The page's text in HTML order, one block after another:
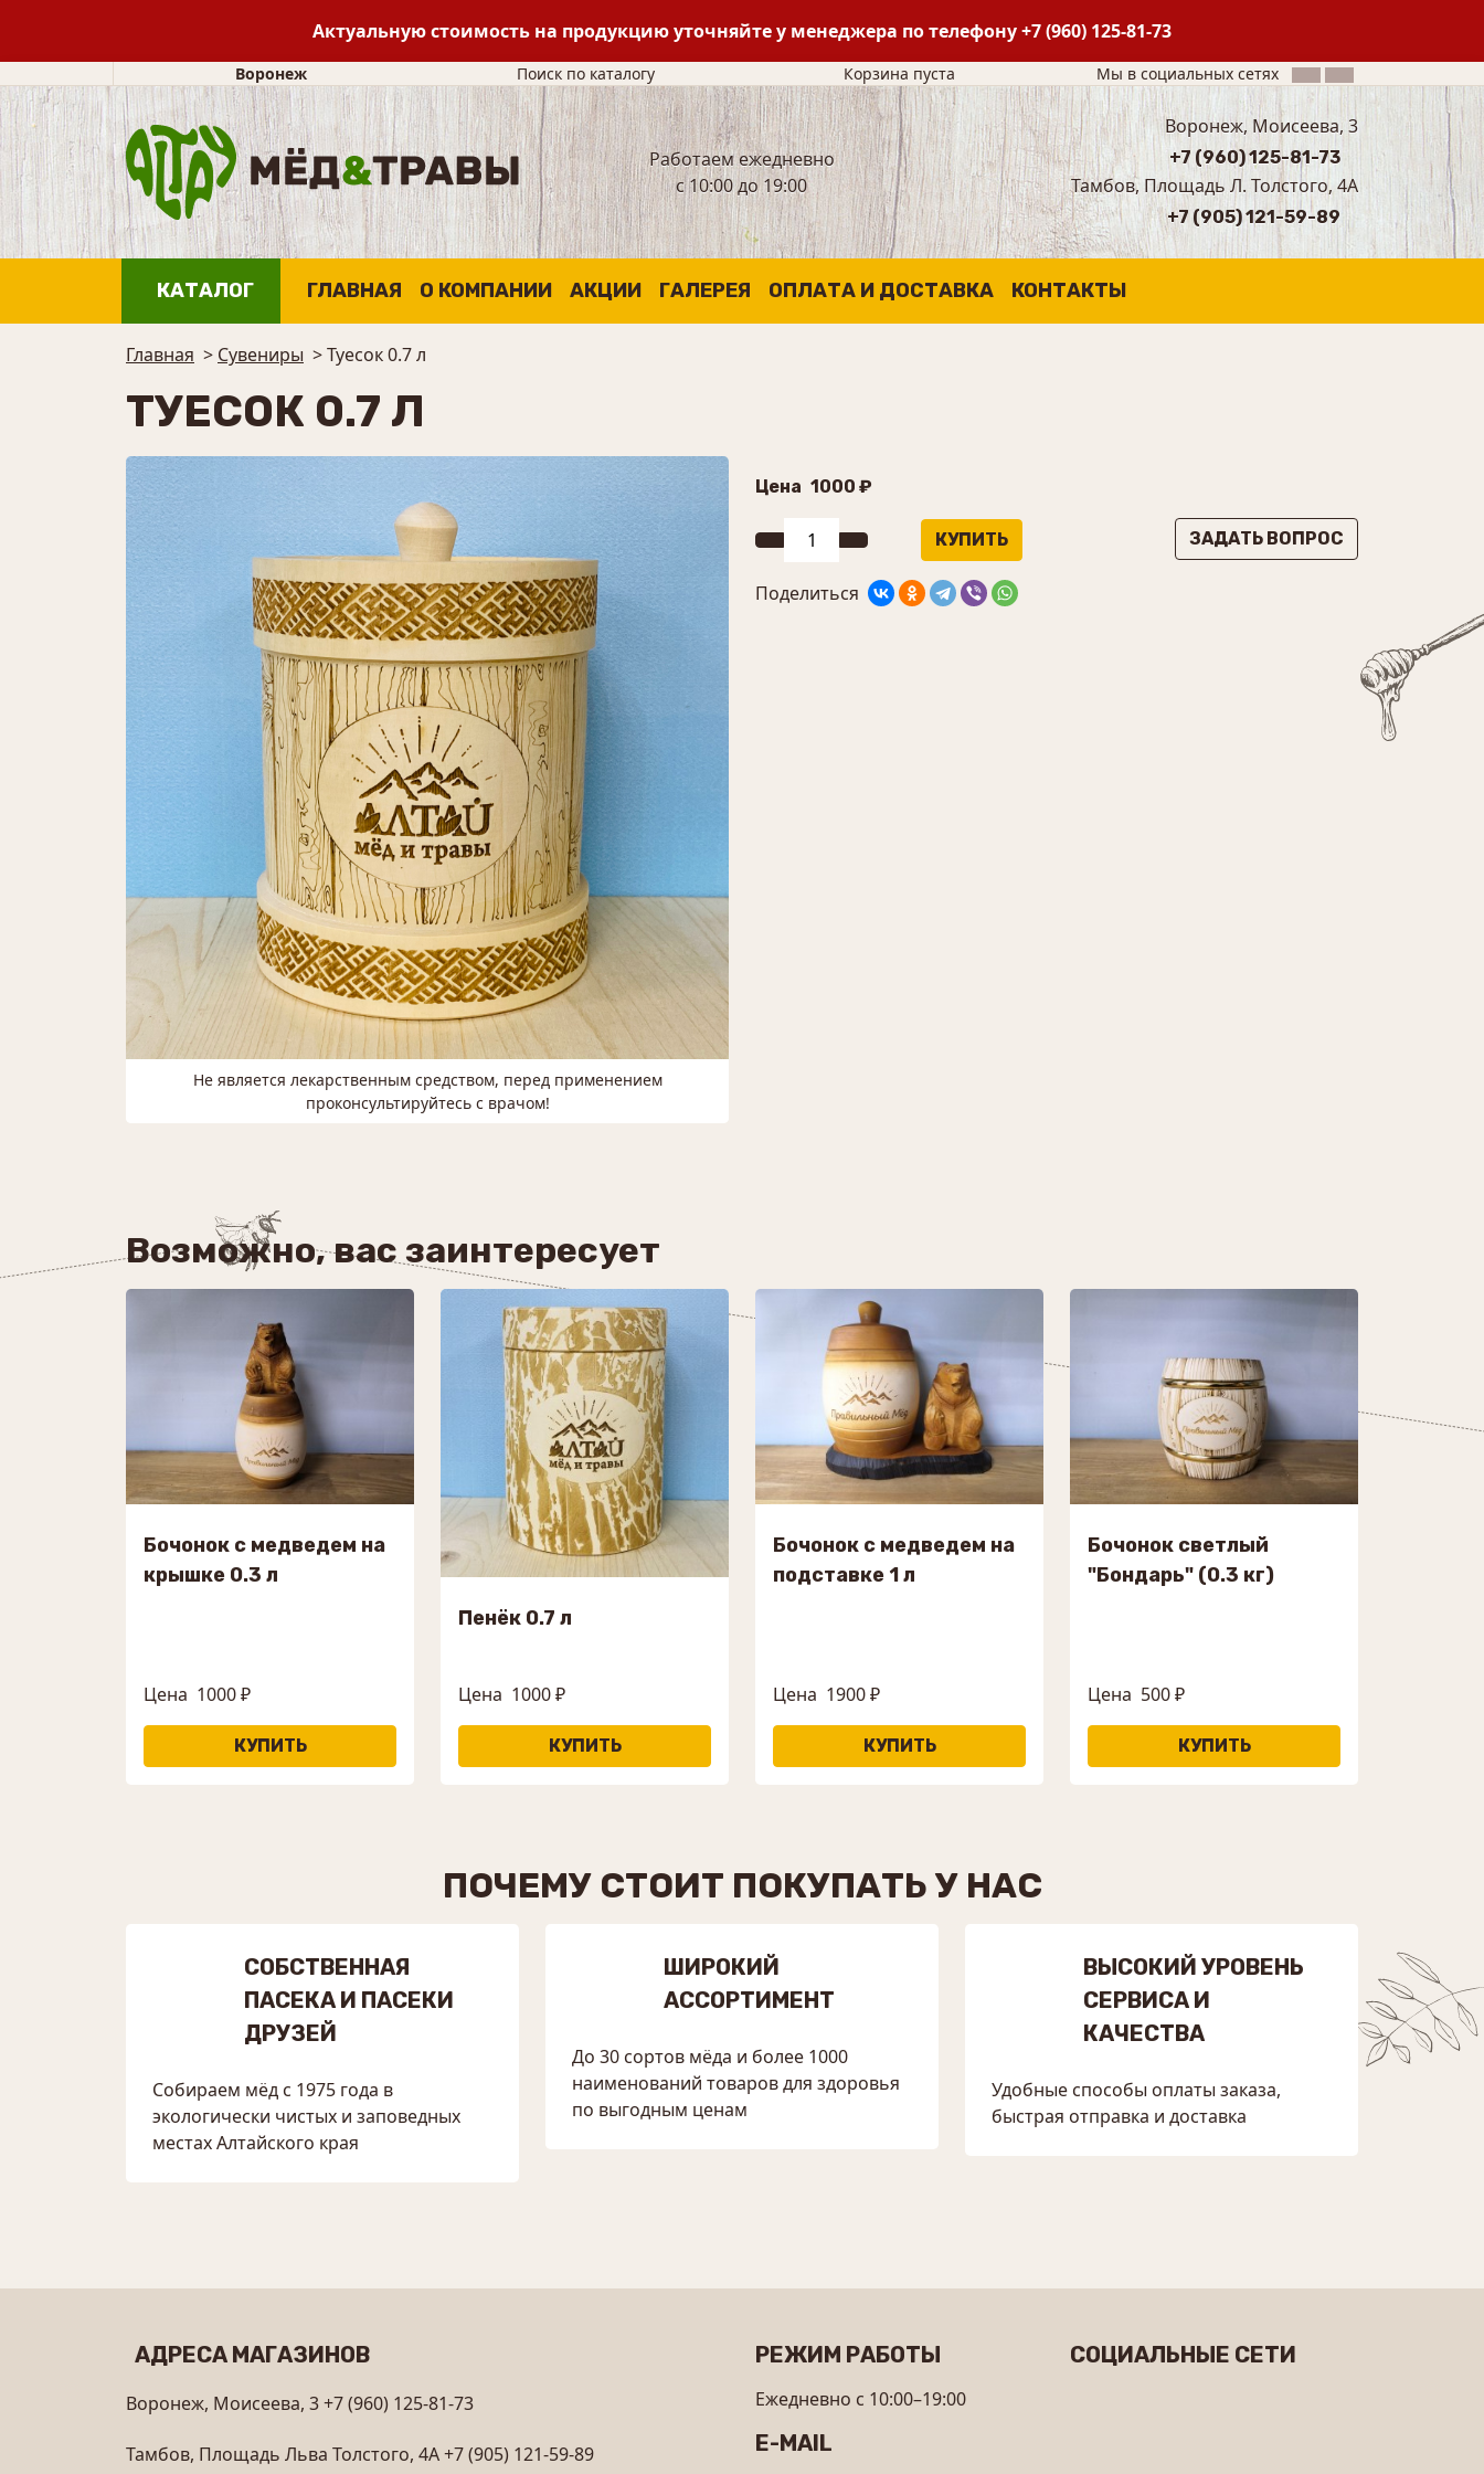
Актуальную стоимость на продукцию уточняйте у менеджера по телефону+7 (960) 125-81-73
Воронеж Поиск по каталогу Корзина пуста Мы в социальных сетях
Работаем ежедневно
с 10:00 до 19:00
Воронеж, Моисеева, 3
+7 (960) 125-81-73
Тамбов, Площадь Л. Толстого, 4А
+7 (905) 121-59-89
КАТАЛОГ ГЛАВНАЯ О КОМПАНИИ АКЦИИ ГАЛЕРЕЯ ОПЛАТА И ДОСТАВКА КОНТАКТЫ
Главная > Сувениры >Туесок 0.7 л
ТУЕСОК 0.7 Л
Не является лекарственным средством, перед применением
проконсультируйтесь с врачом!
Цена 1000 ₽
ЗАДАТЬ ВОПРОС
Поделиться
Возможно, вас заинтересует
Бочонок с медведем на
крышке 0.3 л
Цена 1000 ₽
Пенёк 0.7 л
Цена 1000 ₽
Бочонок с медведем на
подставке 1 л
Цена 1900 ₽
Бочонок светлый
"Бондарь" (0.3 кг)
Цена 500 ₽
ПОЧЕМУ СТОИТ ПОКУПАТЬ У НАС
СОБСТВЕННАЯ
ПАСЕКА И ПАСЕКИ
ДРУЗЕЙ
Собираем мёд с 1975 года в
экологически чистых и заповедных
местах Алтайского края
ШИРОКИЙ
АССОРТИМЕНТ
До 30 сортов мёда и более 1000
наименований товаров для здоровья
по выгодным ценам
ВЫСОКИЙ УРОВЕНЬ
СЕРВИСА И
КАЧЕСТВА
Удобные способы оплаты заказа,
быстрая отправка и доставка
АДРЕСА МАГАЗИНОВ
Воронеж, Моисеева, 3+7 (960) 125-81-73
Тамбов, Площадь Льва Толстого, 4А+7 (905) 121-59-89
РЕЖИМ РАБОТЫ
Ежедневно с 10:00–19:00
E-MAIL
СОЦИАЛЬНЫЕ СЕТИ